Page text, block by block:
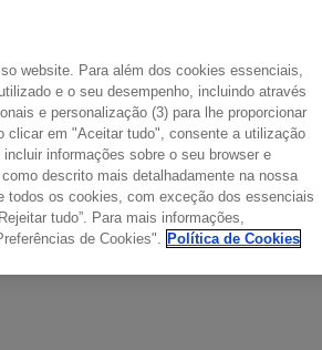
DÚVIDAS COMUNS
PONTO DE ENCONTRO
website. Para além dos cookies essenciais,
e o seu desempenho, incluindo através
e personalização (3) para lhe proporcionar
clicar em "Aceitar tudo", consente a utilização
informações sobre o seu browser e
descrito mais detalhadamente na nossa
todos os cookies, com exceção dos essenciais
tudo”. Para mais informações,
de Cookies". Política de Cookies